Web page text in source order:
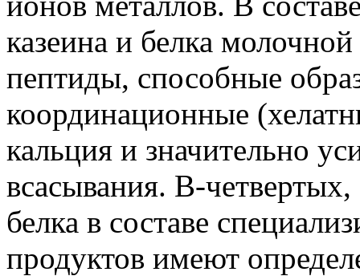
казеина и белка
пептиды, способные
координационные
кальция и значительно
всасывания. В-
белка в составе
продуктов имеют